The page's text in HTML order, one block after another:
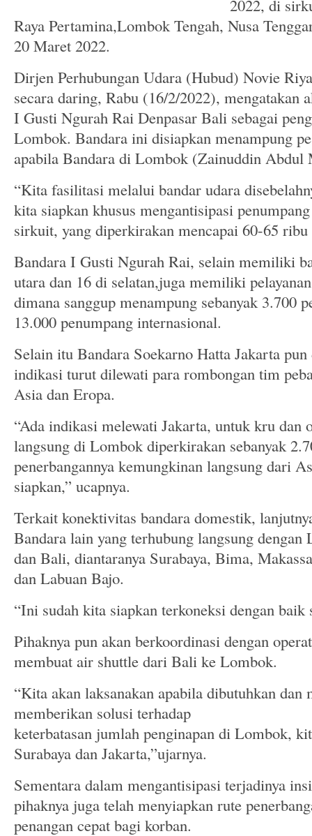
2022, di
Raya Pertamina,Lombok Tengah, Nusa
20 Maret 2022.
Dirjen Perhubungan Udara (Hubud) Novie
secara daring, Rabu (16/2/2022), mengatakan
I Gusti Ngurah Rai Denpasar Bali sebagai
Lombok. Bandara ini disiapkan menampung
apabila Bandara di Lombok (Zainuddin
“Kita fasilitasi melalui bandar udara
kita siapkan khusus mengantisipasi
sirkuit, yang diperkirakan mencapai 60-65 ribu
Bandara I Gusti Ngurah Rai, selain memiliki
utara dan 16 di selatan,juga memiliki
dimana sanggup menampung sebanyak 3.700
13.000 penumpang internasional.
Selain itu Bandara Soekarno Hatta Jakarta
indikasi turut dilewati para rombongan tim
Asia dan Eropa.
“Ada indikasi melewati Jakarta, untuk kru dan
langsung di Lombok diperkirakan sebanyak
penerbangannya kemungkinan langsung dari
siapkan,” ucapnya.
Terkait konektivitas bandara domestik,
Bandara lain yang terhubung langsung
dan Bali, diantaranya Surabaya, Bima,
dan Labuan Bajo.
“Ini sudah kita siapkan terkoneksi dengan baik
Pihaknya pun akan berkoordinasi dengan
membuat air shuttle dari Bali ke Lombok.
“Kita akan laksanakan apabila dibutuhkan dan
memberikan solusi terhadap
keterbatasan jumlah penginapan di Lombok,
Surabaya dan Jakarta,”ujarnya.
Sementara dalam mengantisipasi terjadinya
pihaknya juga telah menyiapkan rute
penangan cepat bagi korban.